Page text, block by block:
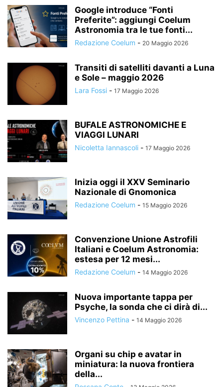
Google introduce “Fonti
Preferite”: aggiungi Coelum
Astronomia tra le tue fonti...
Redazione Coelum - 20 Maggio 2026
Transiti di satelliti davanti a Luna
e Sole – maggio 2026
Lara Fossi - 17 Maggio 2026
BUFALE ASTRONOMICHE E
VIAGGI LUNARI
Nicoletta Iannascoli - 17 Maggio 2026
Inizia oggi il XXV Seminario
Nazionale di Gnomonica
Redazione Coelum - 15 Maggio 2026
Convenzione Unione Astrofili
Italiani e Coelum Astronomia:
estesa per 12 mesi...
Redazione Coelum - 14 Maggio 2026
Nuova importante tappa per
Psyche, la sonda che ci dirà di...
Vincenzo Pettina - 14 Maggio 2026
Organi su chip e avatar in
miniatura: la nuova frontiera
della...